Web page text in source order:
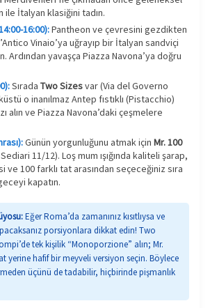
ile İtalyan klasiğini tadın.
16:00):Pantheon ve çevresini gezdikten
Vinaio’ya uğrayıp bir İtalyan sandviçi
Ardından yavaşça Piazza Navona’ya doğru
Sırada Two Sizesvar (Via del Governo
o inanılmaz Antep fıstıklı (Pistacchio)
alın ve Piazza Navona’daki çeşmelere
Günün yorgunluğunu atmak için Mr. 100
11/12). Loş mum ışığında kaliteli şarap,
ve 100 farklı tat arasından seçeceğiniz sıra
kapatın.
Eğer Roma’da zamanınız kısıtlıysa ve
porsiyonlara dikkat edin! Two
tek kişilik “Monoporzione” alın; Mr.
yerine hafif bir meyveli versiyon seçin. Böylece
üçünü de tadabilir, hiçbirinde pişmanlık